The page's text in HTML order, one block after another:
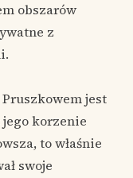
obszarów
z
jest
korzenie
to właśnie
swoje